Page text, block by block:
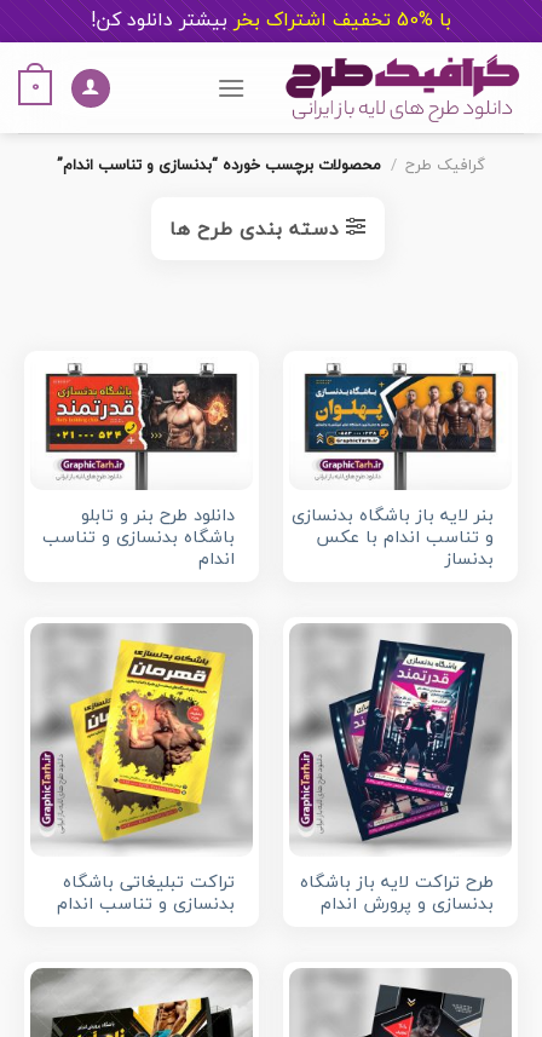
با %50 تخفیف اشتراک بخر بیشتر دانلود کن!
content
0
گرافیک طرح / محصولات برچسب خورده “بدنسازی و تناسب اندام”
دسته بندی طرح ها
بنر لایه باز باشگاه بدنسازی
و تناسب اندام با عکس
بدنساز
دانلود طرح بنر و تابلو
باشگاه بدنسازی و تناسب
اندام
طرح تراکت لایه باز باشگاه
بدنسازی و پرورش اندام
تراکت تبلیغاتی باشگاه
بدنسازی و تناسب اندام